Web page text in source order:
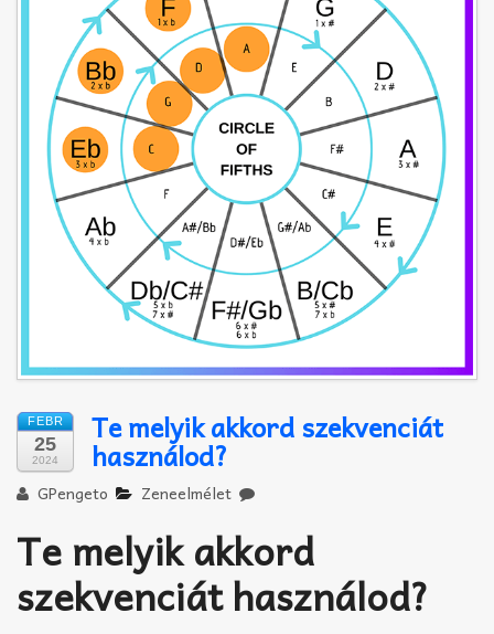
Improvizáció
FEBR
25
2024
Te melyik akkord szekvenciát
használod?
GPengeto Zeneelmélet
Te melyik akkord
szekvenciát használod?